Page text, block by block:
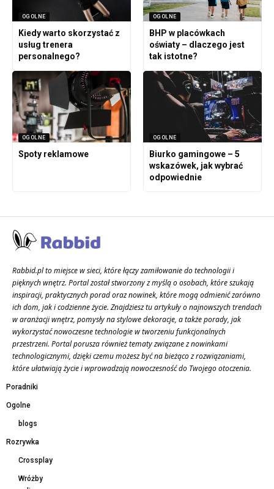
OGOLNE
Kiedy warto skorzystać z
usług trenera
personalnego?
OGOLNE
BHP w placówkach
oświaty – dlaczego jest
tak istotne?
OGOLNE
Spoty reklamowe
OGOLNE
Biurko gamingowe – 5
wskazówek, jak wybrać
odpowiednie
Rabbid.pl to miejsce w sieci, które łączy zamiłowanie do technologii i
pięknych wnętrz. Portal został stworzony z myślą o osobach, które szukają
inspiracji, praktycznych porad oraz nowinek, które mogą odmienić zarówno
ich dom, jak i codzienne życie. Znajdziesz tu artykuły o najnowszych trendach
w aranżacji wnętrz, pomysły na stylowe dekoracje, a także porady, jak
wykorzystać nowoczesne technologie w tworzeniu funkcjonalnych
przestrzeni. Portal porusza również tematy związane z nowinkami
technologicznymi, dzięki czemu możesz być na bieżąco z rozwiązaniami,
które ułatwiają życie i wprowadzają nowoczesność do Twojego otoczenia.
Poradniki
Ogolne
blogs
Rozrywka
Crossplay
Wróżby